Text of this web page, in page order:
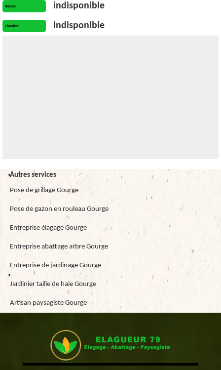
Bureau indisponible
Chantier indisponible
Autres services
Pose de grillage Gourge
Pose de gazon en rouleau Gourge
Entreprise élagage Gourge
Entreprise abattage arbre Gourge
Entreprise de jardinage Gourge
Jardinier taille de haie Gourge
Artisan paysagiste Gourge